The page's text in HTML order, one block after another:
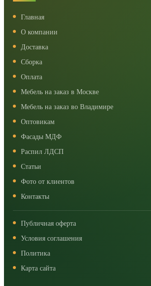
Главная
О компании
Доставка
Сборка
Оплата
Мебель на заказ в Москве
Мебель на заказ во Владимире
Оптовикам
Фасады МДФ
Распил ЛДСП
Статьи
Фото от клиентов
Контакты
Публичная оферта
Условия соглашения
Политика
Карта сайта